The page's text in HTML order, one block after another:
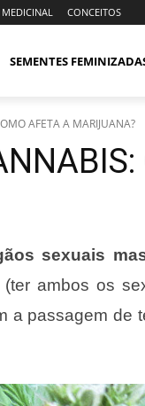
MEDICINAL CONCEITOS
SEMENTES
AFETA A MARIJUANA?
sexuais
(ter ambos os
a passagem de